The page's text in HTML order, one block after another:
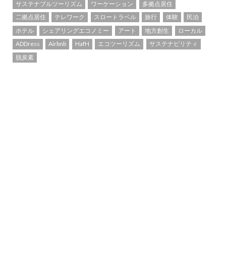
サステナブルツーリズム ワーケーション
多拠点居住
二拠点居住
テレワーク スロートラベル 旅行 体験
民泊
ホテル
シェアリングエコノミー アート 地方創生
ローカル
ADDress
Airbnb HafH エコツーリズム
サステナビリティ
脱炭素